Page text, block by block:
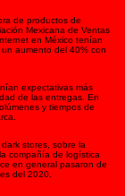
de productos de
Mexicana de Ventas
en México tenían
aumento del 40% con
expectativas más
de las entregas. En
y tiempos de
stores, sobre la
compañía de logística
en general pasaron de
del 2020.